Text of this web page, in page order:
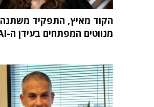
הקוד מאיץ, התפקיד
מנווטים המפתחים בעידן ה-AI